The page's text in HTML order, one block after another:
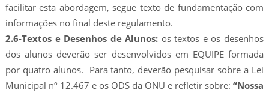
facilitar esta abordagem, segue texto de fundamentação com
informações no final deste regulamento.
2.6-Textos e Desenhos de Alunos: os textos e os desenhos
dos alunos deverão ser desenvolvidos em EQUIPE formada
por quatro alunos. Para tanto, deverão pesquisar sobre a Lei
Municipal nº 12.467 e os ODS da ONU e refletir sobre:“Nossa